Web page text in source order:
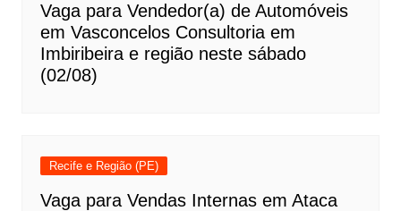
Vaga para Vendedor(a) de Automóveis
em Vasconcelos Consultoria em
Imbiribeira e região neste sábado
(02/08)
Recife e Região (PE)
Vaga para Vendas Internas em Ataca